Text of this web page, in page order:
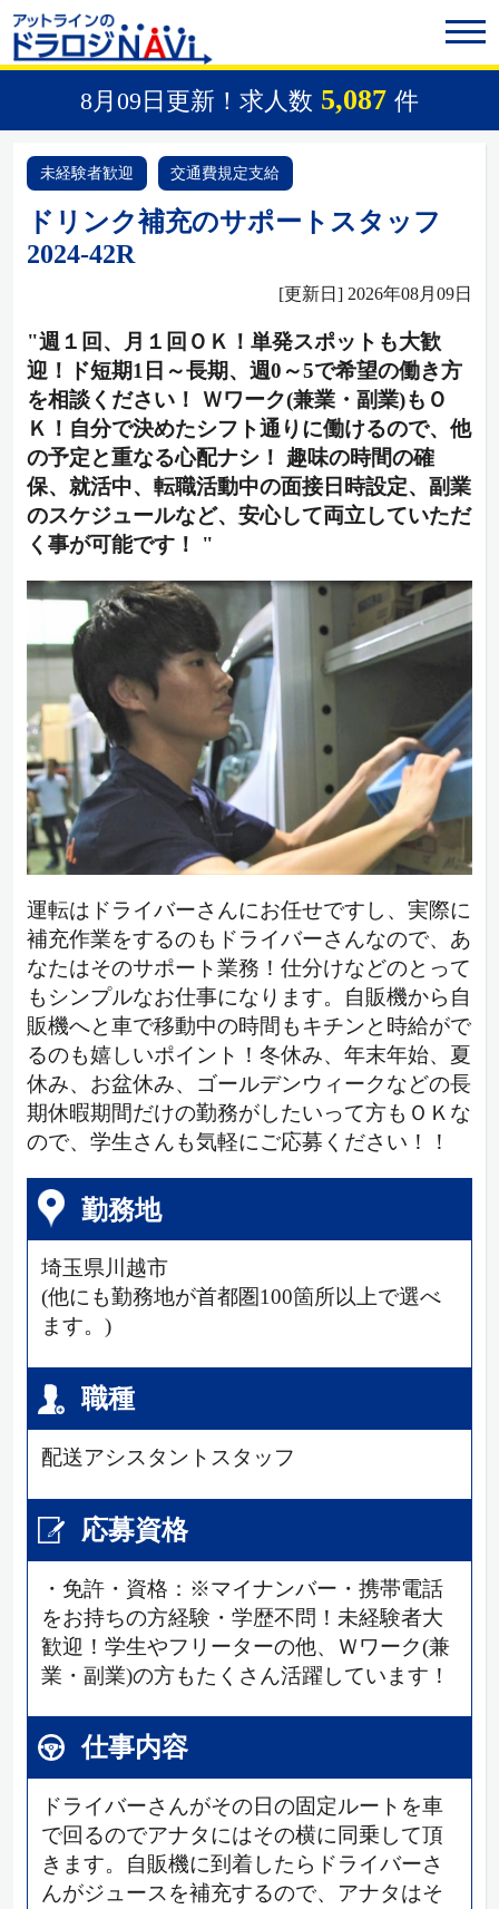
8月09日更新！求人数 5,087 件
未経験者歓迎 交通費規定支給
ドリンク補充のサポートスタッフ
2024-42R
[更新日] 2026年08月09日
"週１回、月１回ＯＫ！単発スポットも大歓
迎！ド短期1日～長期、週0～5で希望の働き方
を相談ください！ Ｗワーク(兼業・副業)もＯ
Ｋ！自分で決めたシフト通りに働けるので、他
の予定と重なる心配ナシ！ 趣味の時間の確
保、就活中、転職活動中の面接日時設定、副業
のスケジュールなど、安心して両立していただ
く事が可能です！ "
運転はドライバーさんにお任せですし、実際に
補充作業をするのもドライバーさんなので、あ
なたはそのサポート業務！仕分けなどのとって
もシンプルなお仕事になります。自販機から自
販機へと車で移動中の時間もキチンと時給がで
るのも嬉しいポイント！冬休み、年末年始、夏
休み、お盆休み、ゴールデンウィークなどの長
期休暇期間だけの勤務がしたいって方もＯＫな
ので、学生さんも気軽にご応募ください！！
勤務地
埼玉県川越市
(他にも勤務地が首都圏100箇所以上で選べ
ます。)
職種
配送アシスタントスタッフ
応募資格
・免許・資格：※マイナンバー・携帯電話
をお持ちの方経験・学歴不問！未経験者大
歓迎！学生やフリーターの他、Ｗワーク(兼
業・副業)の方もたくさん活躍しています！
仕事内容
ドライバーさんがその日の固定ルートを車
で回るのでアナタにはその横に同乗して頂
きます。自販機に到着したらドライバーさ
んがジュースを補充するので、アナタはそ